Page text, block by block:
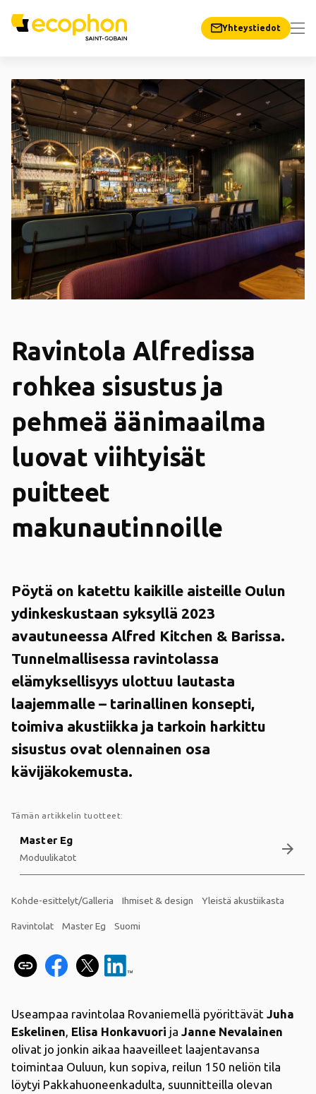
Yhteystiedot
Ravintola Alfredissa
rohkea sisustus ja
pehmeä äänimaailma
luovat viihtyisät
puitteet
makunautinnoille
Pöytä on katettu kaikille aisteille Oulun
ydinkeskustaan syksyllä 2023
avautuneessa Alfred Kitchen & Barissa.
Tunnelmallisessa ravintolassa
elämyksellisyys ulottuu lautasta
laajemmalle – tarinallinen konsepti,
toimiva akustiikka ja tarkoin harkittu
sisustus ovat olennainen osa
kävijäkokemusta.
Tämän artikkelin tuotteet:
Master Eg
Moduulikatot arrow_forward
Kohde-esittelyt/Galleria Ihmiset & design Yleistä akustiikasta
Ravintolat Master Eg Suomi
Useampaa ravintolaa Rovaniemellä pyörittävät Juha
Eskelinen, Elisa Honkavuori ja Janne Nevalainen
olivat jo jonkin aikaa haaveilleet laajentavansa
toimintaa Ouluun, kun sopiva, reilun 150 neliön tila
löytyi Pakkahuoneenkadulta, suunnitteilla olevan